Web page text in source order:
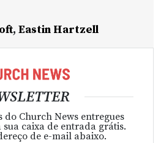
, Eastin Hartzell
do Church News entregues
caixa de entrada grátis.
de e-mail abaixo.